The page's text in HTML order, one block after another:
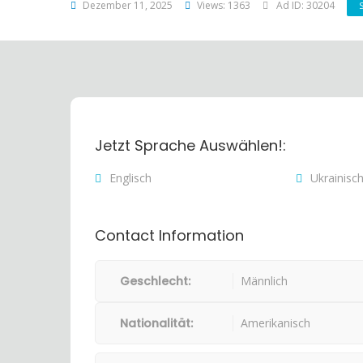
Dezember 11, 2025 Views: 1363 Ad ID: 30204
Jetzt Sprache Auswählen!:
Englisch Ukrainisch
Contact Information
Geschlecht: Männlich
Nationalität: Amerikanisch